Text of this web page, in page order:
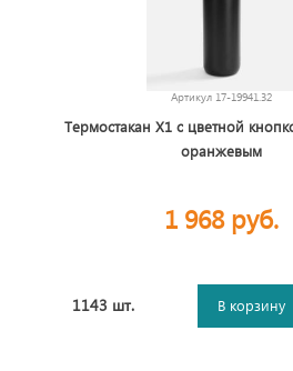
Артикул 17-19941.32
Термостакан X1 с цветной
оранжевым
1 968 руб.
1143 шт. В корзину